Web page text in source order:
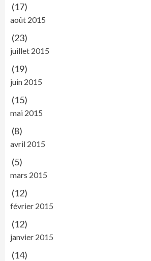
(17)
août 2015
(23)
juillet 2015
(19)
juin 2015
(15)
mai 2015
(8)
avril 2015
(5)
mars 2015
(12)
février 2015
(12)
janvier 2015
(14)